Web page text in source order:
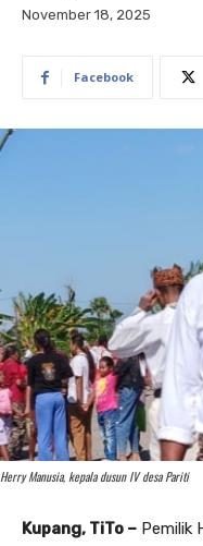
November 18, 2025
Facebook
Herry Manusia, kepala dusun IV desa Pariti
Kupang, TiTo – Pemilik